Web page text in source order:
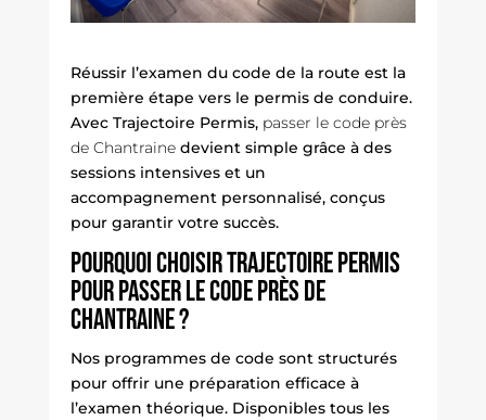
Réussir l’examen du code de la route est la
première étape vers le permis de conduire.
Avec Trajectoire Permis, passer le code près
de Chantrainedevient simple grâce à des
sessions intensives et un
accompagnement personnalisé, conçus
pour garantir votre succès.
Pourquoi choisir Trajectoire Permis
pour passer le code près de
Chantraine ?
Nos programmes de code sont structurés
pour offrir une préparation efficace à
l’examen théorique. Disponibles tous les